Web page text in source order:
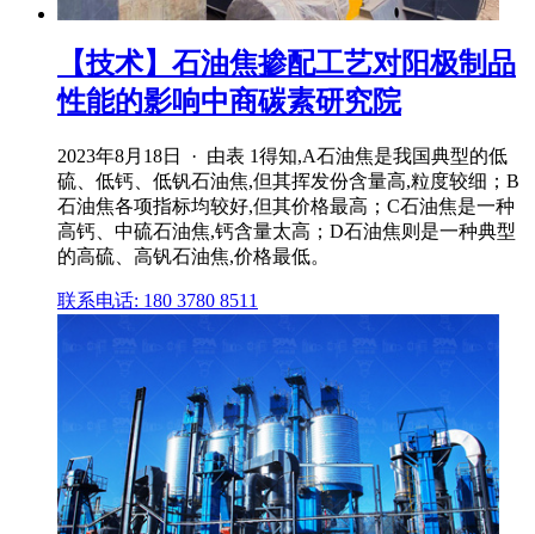
【技术】石油焦掺配工艺对阳极制品
性能的影响中商碳素研究院
2023年8月18日 · 由表 1得知,A石油焦是我国典型的低
硫、低钙、低钒石油焦,但其挥发份含量高,粒度较细；B
石油焦各项指标均较好,但其价格最高；C石油焦是一种
高钙、中硫石油焦,钙含量太高；D石油焦则是一种典型
的高硫、高钒石油焦,价格最低。
联系电话: 180 3780 8511